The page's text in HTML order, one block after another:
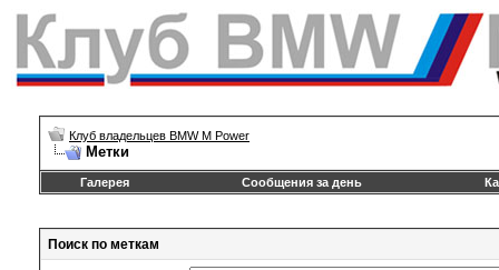
Клуб владельцев BMW M Power
Метки
Галерея Сообщения за день
Поиск по меткам